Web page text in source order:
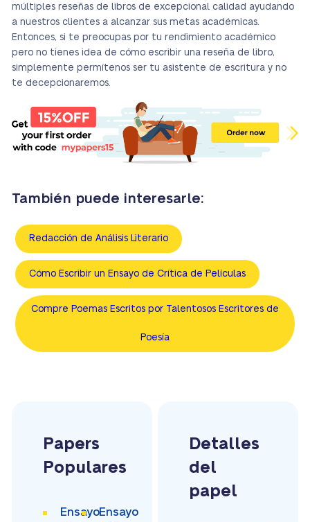
múltiples reseñas de libros de excepcional calidad ayudando
a nuestros clientes a alcanzar sus metas académicas.
Entonces, si te preocupas por tu rendimiento académico
pero no tienes idea de cómo escribir una reseña de libro,
simplemente permítenos ser tu asistente de escritura y no
te decepcionaremos.
También puede interesarle:
Redacción de Análisis Literario
Cómo Escribir un Ensayo de Crítica de Películas
Compre Poemas Escritos por Talentosos Escritores de
Poesía
Papers
Populares
EnsayoEnsayo
Detalles
del
papel